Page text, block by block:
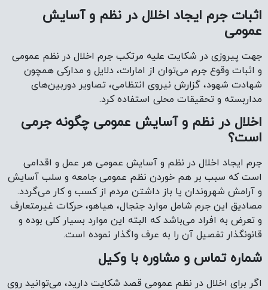
اثبات جرم ایجاد اخلال در نظم و آسایش
عمومی
جهت پیروزی در شکایت علیه مرتکب جرم اخلال در نظم عمومی
و اثبات وقوع جرم می‌توان از امارات، دلایل و مدارکی همچون
شهادت شهود، گزارش نیروی انتظامی، تصاویر دوربین‌های
مداربسته و تحقیقات محلی استفاده کرد.
اخلال در نظم و آسایش عمومی چگونه جرمی
است؟
جرم ایجاد اخلال در نظم و آسایش عمومی هر عمل و اقدامی
است که سبب بر هم خوردن نظم عمومی جامعه و سلب آسایش
و آرامش شهروندان یا باز داشتن مردم از‌ کسب و کار می‌گردد.
مصادیق این جرم شامل موارد جنجال، هیاهو، حرکات غیرمتعارف
و تعرض به افراد می‌باشد که البته این موارد بسیار کلی بوده و
قانونگذار تفصیل آن را به عرف واگذار نموده است.
شماره تماس و مشاوره با وکیل
اگر برای اخلال در نظم عمومی قصد شکایت دارید، می‌توانید روی